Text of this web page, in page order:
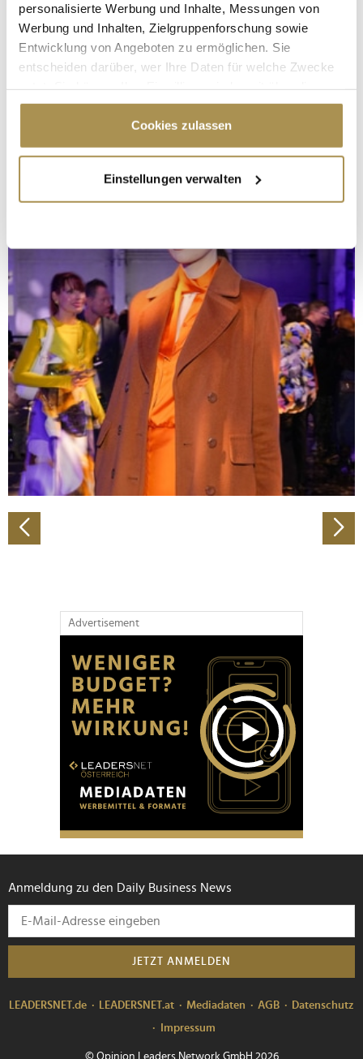
personalisierte Werbung und Inhalte, Messungen von
Werbung und Inhalten, Zielgruppenforschung sowie
Entwicklung von Angeboten zu ermöglichen. Sie
entscheiden darüber, wer Ihre Daten für welche Zwecke
Cookie-Erklärung oder durch Klicken auf das Privacy
Trigger Symbol ändern oder widerrufen
Informationen über Ihre geografische Lage
erfassen, welche bis auf einige Meter genau sein
bestimmten Merkmalen (Fingerprinting) identifizieren
Erfahren Sie mehr darüber, wie Ihre persönlichen Daten
verarbeitet werden, und legen Sie Ihre Präferenzen im
Abschnitt Einzelheitenfest.
Wir verwenden Cookies, um Inhalte und Anzeigen zu
personalisieren, Funktionen für soziale Medien anbieten
zu können und die Zugriffe auf unsere Website zu
analysieren. Außerdem geben wir Informationen zu Ihrer
Verwendung unserer Website an unsere Partner für
soziale Medien, Werbung und Analysen weiter. Unsere
Partner führen diese Informationen möglicherweise mit
haben oder die sie im Rahmen Ihrer Nutzung der Dienste
gesammelt haben.
Cookies zulassen
Einstellungen verwalten
Advertisement
Anmeldung zu den Daily Business News
JETZT ANMELDEN
LEADERSNET.de LEADERSNET.at Mediadaten AGB
Datenschutz
Impressum